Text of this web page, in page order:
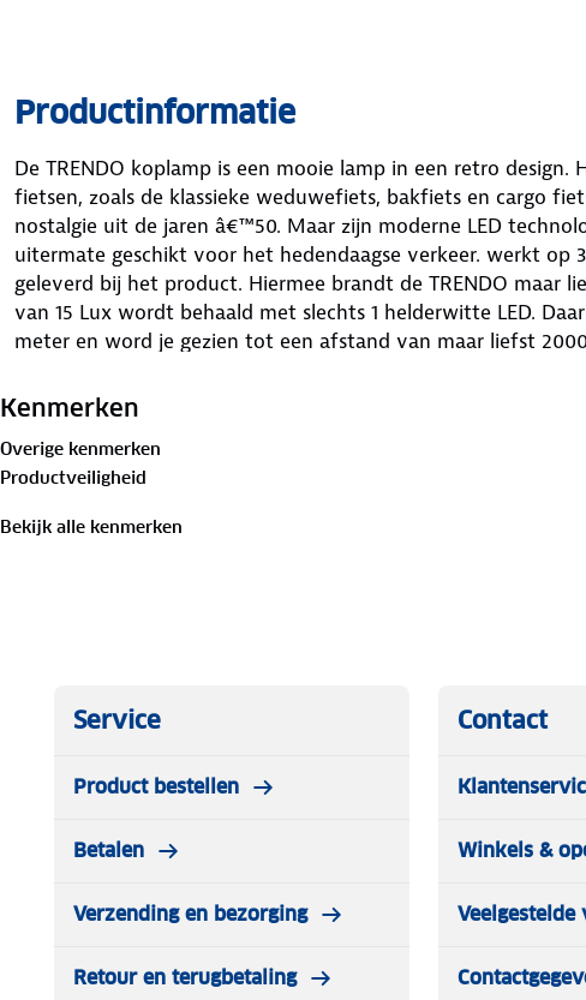
Productinformatie
De TRENDO koplamp is een mooie lamp in een retro
fietsen, zoals de klassieke weduwefiets, bakfiets en cargo
nostalgie uit de jaren â€™50. Maar zijn moderne LED
uitermate geschikt voor het hedendaagse verkeer. werkt op
geleverd bij het product. Hiermee brandt de TRENDO maar
van 15 Lux wordt behaald met slechts 1 helderwitte LED.
meter en word je gezien tot een afstand van maar liefst
Kenmerken
Overige kenmerken
Productveiligheid
Bekijk alle kenmerken
Service
Product bestellen
Betalen
Verzending en bezorging
Retour en terugbetaling
Contact
Winkels &
Veelgestelde